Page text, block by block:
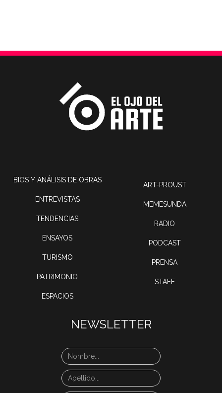
BIOS Y ANÁLISIS DE OBRAS
ENTREVISTAS
TENDENCIAS
ENSAYOS
TURISMO
PATRIMONIO
ESPACIOS
ART-PROUST
MEMESUNDA
RADIO
PODCAST
PRENSA
STAFF
NEWSLETTER